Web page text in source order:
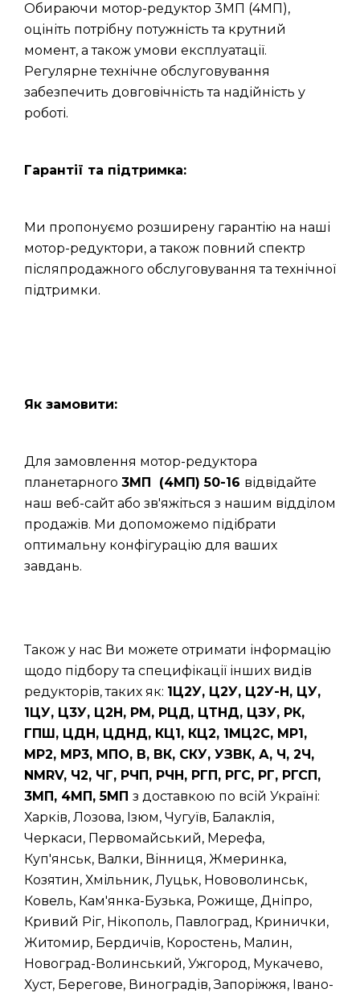
Обираючи мотор-редуктор 3МП (4МП),
оцініть потрібну потужність та крутний
момент, а також умови експлуатації.
Регулярне технічне обслуговування
забезпечить довговічність та надійність у
роботі.
Гарантії та підтримка:
Ми пропонуємо розширену гарантію на наші
мотор-редуктори, а також повний спектр
післяпродажного обслуговування та технічної
підтримки.
Як замовити:
Для замовлення мотор-редуктора
планетарного 3МП (4МП) 50-16 відвідайте
наш веб-сайт або зв'яжіться з нашим відділом
продажів. Ми допоможемо підібрати
оптимальну конфігурацію для ваших
завдань.
Також у нас Ви можете отримати інформацію
щодо підбору та специфікації інших видів
редукторів, таких як: 1Ц2У, Ц2У, Ц2У-Н, ЦУ,
1ЦУ, Ц3У, Ц2Н, РМ, РЦД, ЦТНД, ЦЗУ, РК,
ГПШ, ЦДН, ЦДНД, КЦ1, КЦ2, 1МЦ2С, МР1,
МР2, МР3, МПО, В, ВК, СКУ, УЗВК, А, Ч, 2Ч,
NMRV, Ч2, ЧГ, РЧП, РЧН, РГП, РГС, РГ, РГСП,
3МП, 4МП, 5МП з доставкою по всій Україні:
Харків, Лозова, Ізюм, Чугуїв, Балаклія,
Черкаси, Первомайський, Мерефа,
Куп'янськ, Валки, Вінниця, Жмеринка,
Козятин, Хмільник, Луцьк, Нововолинськ,
Ковель, Кам'янка-Бузька, Рожище, Дніпро,
Кривий Ріг, Нікополь, Павлоград, Кринички,
Житомир, Бердичів, Коростень, Малин,
Новоград-Волинський, Ужгород, Мукачево,
Хуст, Берегове, Виноградів, Запоріжжя, Івано-